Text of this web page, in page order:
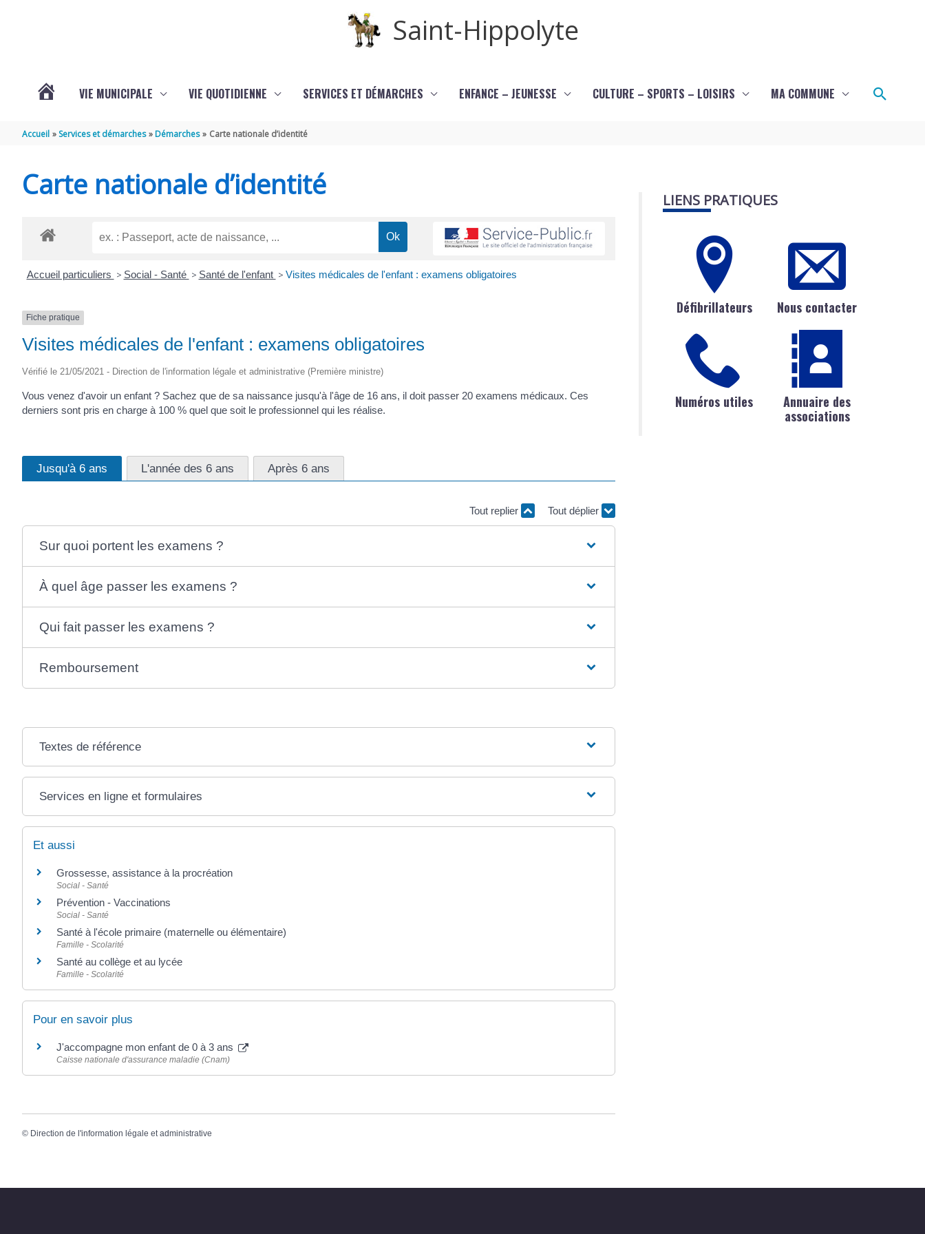
Saint-Hippolyte
SAINT-
(17430)
VIE MUNICIPALE VIE QUOTIDIENNE SERVICES ET DÉMARCHES ENFANCE – JEUNESSE CULTURE – SPORTS – LOISIRS MA COMMUNE
Accueil Services et démarches Démarches Carte nationale d’identité
Carte nationale d’identité
Accueil particuliers > Social - Santé > Santé de l'enfant > Visites médicales de l'enfant : examens obligatoires
Fiche pratique
Visites médicales de l'enfant : examens obligatoires
Vérifié le 21/05/2021 - Direction de l'information légale et administrative (Première ministre)
Vous venez d'avoir un enfant ? Sachez que de sa naissance jusqu'à l'âge de 16 ans, il doit passer 20 examens médicaux. Ces
derniers sont pris en charge à 100 % quel que soit le professionnel qui les réalise.
Jusqu'à 6 ans L'année des 6 ans Après 6 ans
Tout replier Tout déplier
Sur quoi portent les examens ?
À quel âge passer les examens ?
Qui fait passer les examens ?
Remboursement
Textes de référence
Services en ligne et formulaires
Et aussi
Grossesse, assistance à la procréation
Social - Santé
Prévention - Vaccinations
Social - Santé
Santé à l'école primaire (maternelle ou élémentaire)
Famille - Scolarité
Santé au collège et au lycée
Famille - Scolarité
Pour en savoir plus
J'accompagne mon enfant de 0 à 3 ans
Caisse nationale d'assurance maladie (Cnam)
© Direction de l'information légale et administrative
LIENS PRATIQUES
Défibrillateurs Nous contacter
Numéros utiles
Annuaire des
associations